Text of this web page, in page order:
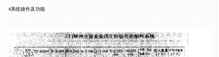
4系统操作及功能